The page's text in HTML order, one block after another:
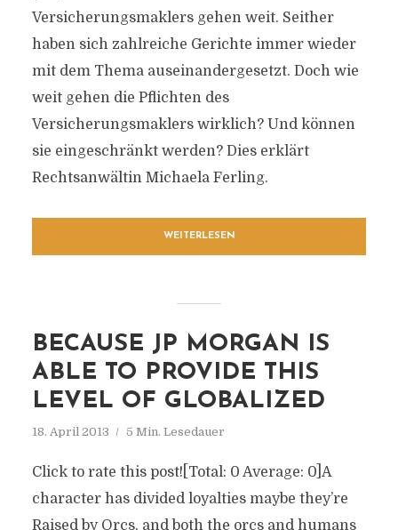
Versicherungsmaklers gehen weit. Seither
haben sich zahlreiche Gerichte immer wieder
mit dem Thema auseinandergesetzt. Doch wie
weit gehen die Pflichten des
Versicherungsmaklers wirklich? Und können
sie eingeschränkt werden? Dies erklärt
Rechtsanwältin Michaela Ferling.
WEITERLESEN
BECAUSE JP MORGAN IS
ABLE TO PROVIDE THIS
LEVEL OF GLOBALIZED
18. April 2013 5 Min. Lesedauer
Click to rate this post![Total: 0 Average: 0]A
character has divided loyalties maybe they’re
Raised by Orcs, and both the orcs and humans